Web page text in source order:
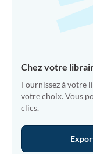
Chez votre
Fournissez à votre
votre choix. Vous
clics.